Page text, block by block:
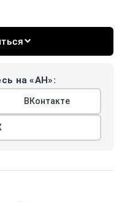
на «АН»:
ВКонтакте